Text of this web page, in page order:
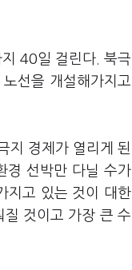
40일 걸린다. 북극
선을 개설해가지고
지 경제가 열리게 된
경 선박만 다닐 수가
지고 있는 것이 대한
질 것이고 가장 큰 수